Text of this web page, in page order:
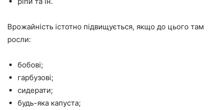
Врожайність істотно підвищується, якщо до цього там
росли:
бобові;
гарбузові;
сидерати;
будь-яка капуста;